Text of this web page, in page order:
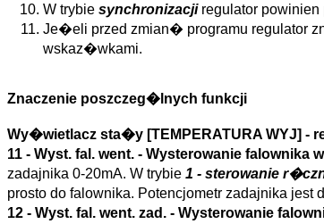
W trybie synchronizacjiregulator
Je�eli przed zmian� programu regulator
wskaz�wkami.
Znaczenie poszczeg�lnych funkcji
Wy�wietlacz sta�y [TEMPERATURA WYJ] -
11 - Wyst. fal. went. - Wysterowanie falownika
zadajnika 0-20mA. W trybie 1 - sterowanie
prosto do falownika. Potencjometr zadajnika
12 - Wyst. fal. went. zad. - Wysterowanie